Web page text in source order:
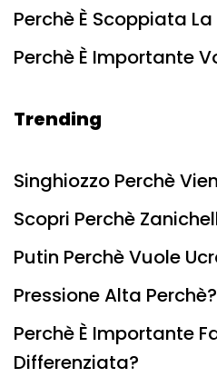
Perchè È Scoppiata
Perchè È Importante
Trending
Singhiozzo Perchè
Scopri Perchè
Putin Perchè Vuole
Pressione Alta Perchè?
Perchè È Importante
Differenziata?